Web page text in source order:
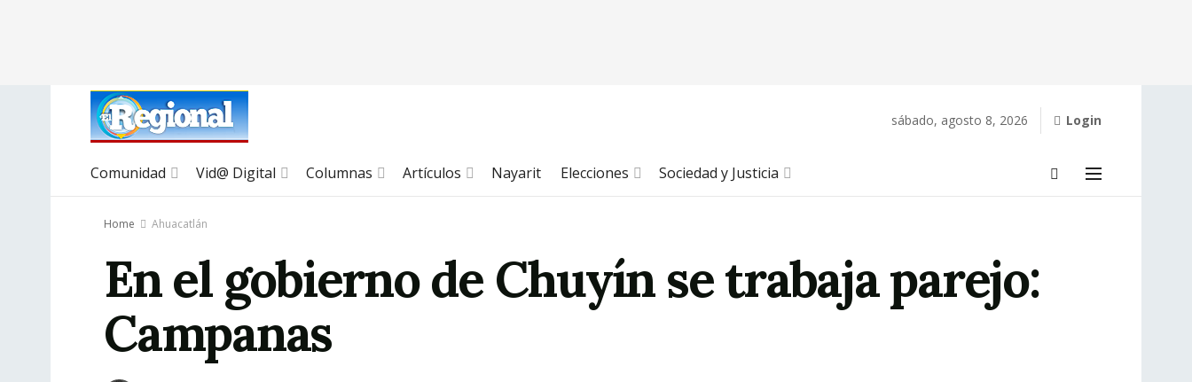
sábado, agosto 8, 2026 Login
Comunidad Vid@ Digital Columnas Artículos Nayarit Elecciones Sociedad y Justicia
Home Ahuacatlán
En el gobierno de Chuyín se trabaja parejo:
Campanas